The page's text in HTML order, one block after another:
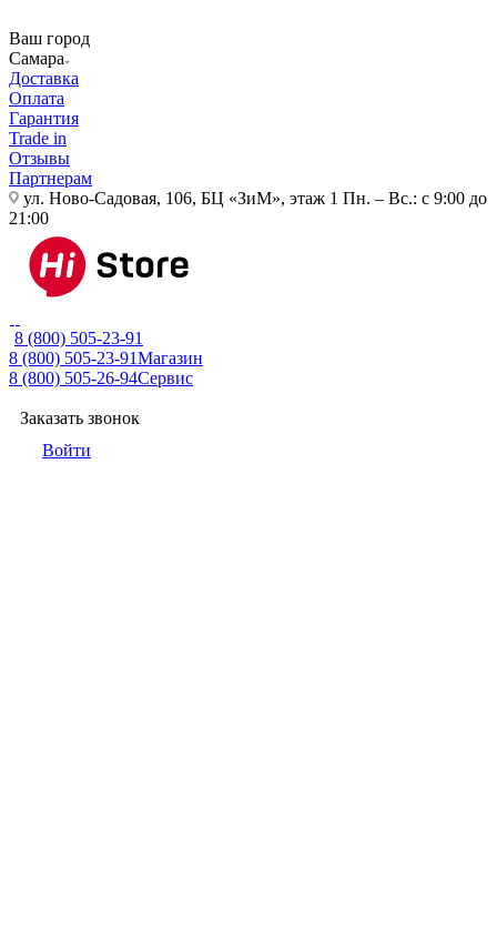
Ваш город
Самара
Доставка
Оплата
Гарантия
Trade in
Отзывы
Партнерам
ул. Ново-Садовая, 106, БЦ «ЗиМ», этаж 1 Пн. – Вс.: с 9:00 до
21:00
8 (800) 505-23-91
8 (800) 505-23-91Магазин
8 (800) 505-26-94Сервис
Заказать звонок
Войти